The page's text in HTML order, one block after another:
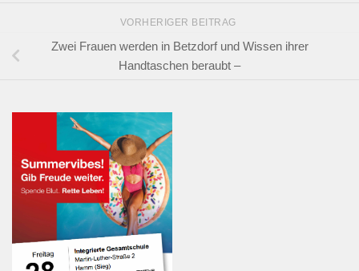
VORHERIGER BEITRAG
Zwei Frauen werden in Betzdorf und Wissen ihrer
Handtaschen beraubt –